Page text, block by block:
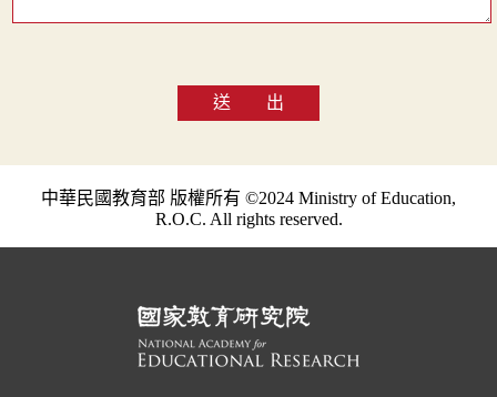
送 出
中華民國教育部 版權所有 ©2024 Ministry of Education,
R.O.C. All rights reserved.